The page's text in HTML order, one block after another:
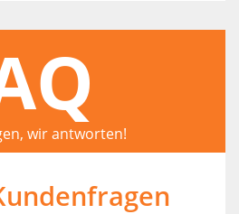
wir antworten!